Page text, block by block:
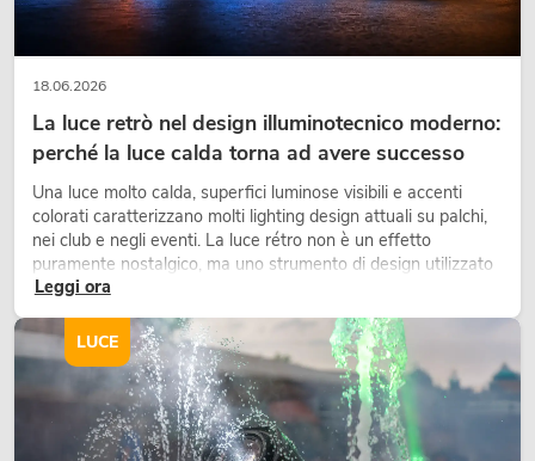
No. 20000457Articolo non disponibile
No. 20000458Articolo non disponibile
18.06.2026
La luce retrò nel design illuminotecnico moderno:
perché la luce calda torna ad avere successo
Una luce molto calda, superfici luminose visibili e accenti
colorati caratterizzano molti lighting design attuali su palchi,
nei club e negli eventi. La luce rétro non è un effetto
puramente nostalgico, ma uno strumento di design utilizzato
in modo consapevole: crea atmosfera, dona carattere alle
Leggi ora
LUCE